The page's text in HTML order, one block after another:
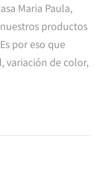
Maria Paula,
productos
por eso que
variación de color,